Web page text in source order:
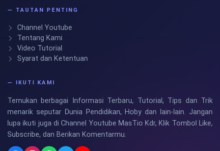
— TAUTAN PENTING
Channel Youtube
Tentang Kami
Video Tutorial
Syarat dan Ketentuan
— IKUTI KAMI
Temukan berbagai Informasi Terbaru, Tutorial, Tips dan Trik
menarik seputar Dunia Pendidikan, Hoby dan lain-lain. Jangan
lupa ikuti juga di Channel Youtube MasTio Kdr, Klik Tombol Like,
Subscribe, dan Berikan Komentarmu.